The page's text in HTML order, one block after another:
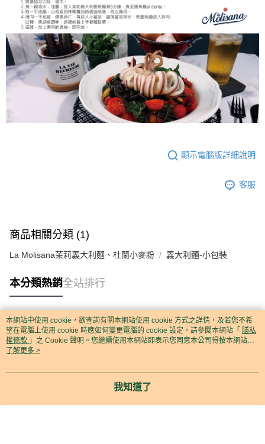
顯示電腦版詳細說明
客服
商品相關分類 (1)
La Molisana茉莉義大利麵、杜蘭小麥粉 義大利麵-小包裝
本分類熱銷全站排行
熱門標籤
本網站中使用 cookie，欲查詢有關本網站使用 cookie 方式之詳情，及若您不希
望在電腦上使用 cookie 時應如何變更電腦的 cookie 設定，請參閱本網站「 隱私
權條款 」之 Cookie 聲明。您繼續使用本網站即表示您同意本公司得按本網站使
用條款之 Cookie 聲明使用 cookie。
了解更多 >
我知道了